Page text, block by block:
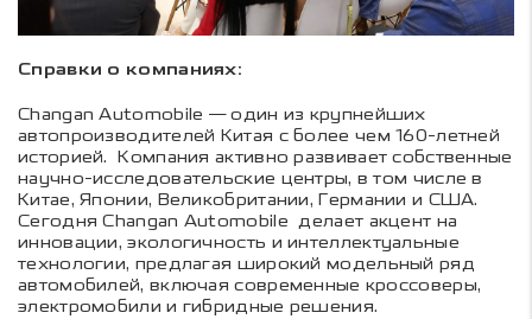
Справки о компаниях:
Changan Automobile — один из крупнейших
автопроизводителей Китая с более чем 160-летней
историей. Компания активно развивает собственные
научно-исследовательские центры, в том числе в
Китае, Японии, Великобритании, Германии и США.
Сегодня Changan Automobile делает акцент на
инновации, экологичность и интеллектуальные
технологии, предлагая широкий модельный ряд
автомобилей, включая современные кроссоверы,
электромобили и гибридные решения.